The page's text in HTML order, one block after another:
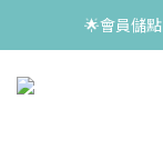
🌟會員儲